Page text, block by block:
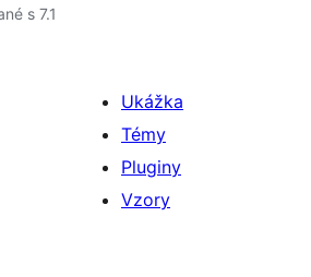
s 7.1
Ukážka
Témy
Pluginy
Vzory